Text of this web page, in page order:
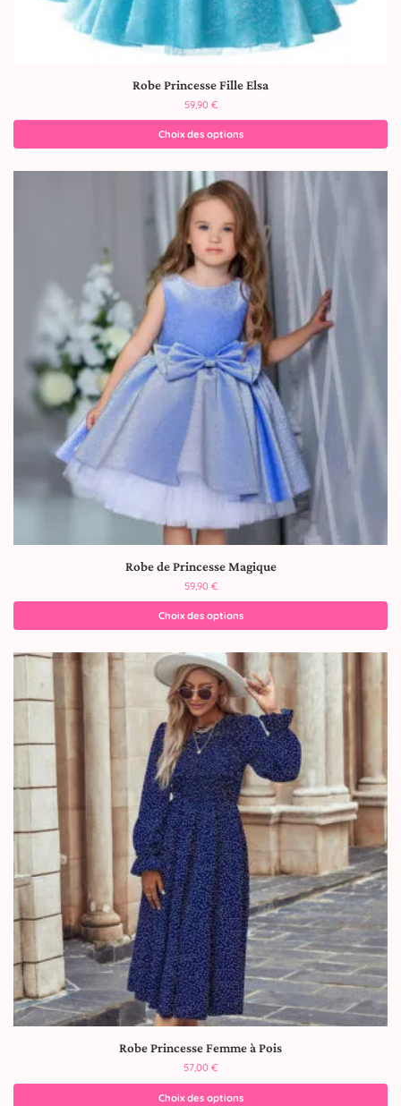
Robe Princesse Fille Elsa
59,90 €
Choix des options
Robe de Princesse Magique
59,90 €
Choix des options
Robe Princesse Femme à Pois
57,00 €
Choix des options